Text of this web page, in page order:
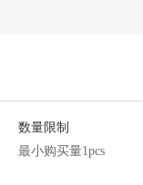
数量限制
最小购买量1pcs